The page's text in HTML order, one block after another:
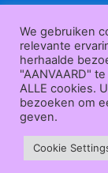
ons|
ending |
Algemene
We gebruiken
relevante
herhaalde
"AANVAARD"
ALLE cookies.
bezoeken om
geven.
Cookie